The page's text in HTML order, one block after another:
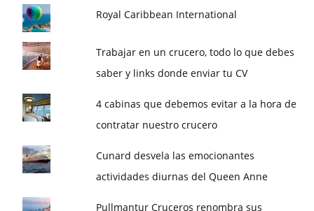
Royal Caribbean International
Trabajar en un crucero, todo lo que debes
saber y links donde enviar tu CV
4 cabinas que debemos evitar a la hora de
contratar nuestro crucero
Cunard desvela las emocionantes
actividades diurnas del Queen Anne
Pullmantur Cruceros renombra sus